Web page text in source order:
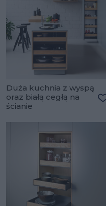
Duża kuchnia z wyspą
oraz białą cegłą na
ścianie